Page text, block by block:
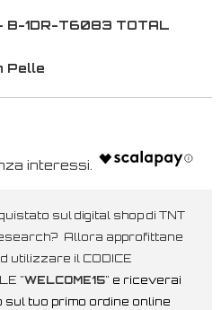
B-1DR-T6083 TOTAL
Pelle
sul digital shop di TNT
Allora approfittane
utilizzare il CODICE
"WELCOME15" e riceverai
sul tuo primo ordine online